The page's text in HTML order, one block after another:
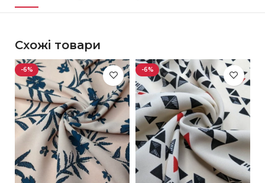
Схожі товари
-6% -6%